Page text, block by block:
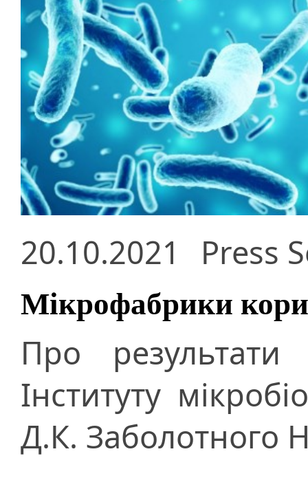
20.10.2021 Press
Мікрофабрики
Про результати
Інституту
Д.К. Заболотного